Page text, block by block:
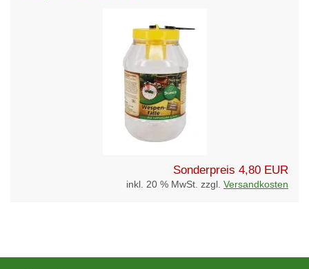
Sonderpreis 4,80 EUR
inkl. 20 % MwSt. zzgl. Versandkosten